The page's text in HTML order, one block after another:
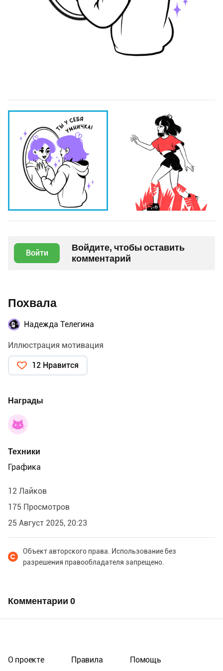
Войти
Войдите, чтобы оставить
комментарий
Похвала
Надежда Телегина
Иллюстрация мотивация
12 Нравится
Награды
Техники
Графика
12 Лайков
175 Просмотров
25 Август 2025, 20:23
Объект авторского права. Использование без
разрешения правообладателя запрещено.
Комментарии 0
О проекте Правила Помощь